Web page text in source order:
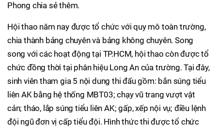
Phong chia sẻ thêm.
Hội thao năm nay được tổ chức với quy mô toàn trường,
chia thành bảng chuyên và bảng không chuyên. Song
song với các hoạt động tại TP.HCM, hội thao còn được tổ
chức đồng thời tại phân hiệu Long An của trường. Tại đây,
sinh viên tham gia 5 nội dung thi đấu gồm: bắn súng tiểu
liên AK bằng hệ thống MBT03; chạy vũ trang vượt vật
cản; tháo, lắp súng tiểu liên AK; gấp, xếp nội vụ; điều lệnh
đội ngũ đơn vị cấp tiểu đội. Hình thức thi được tổ chức